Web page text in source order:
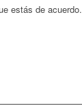
estás de acuerdo.